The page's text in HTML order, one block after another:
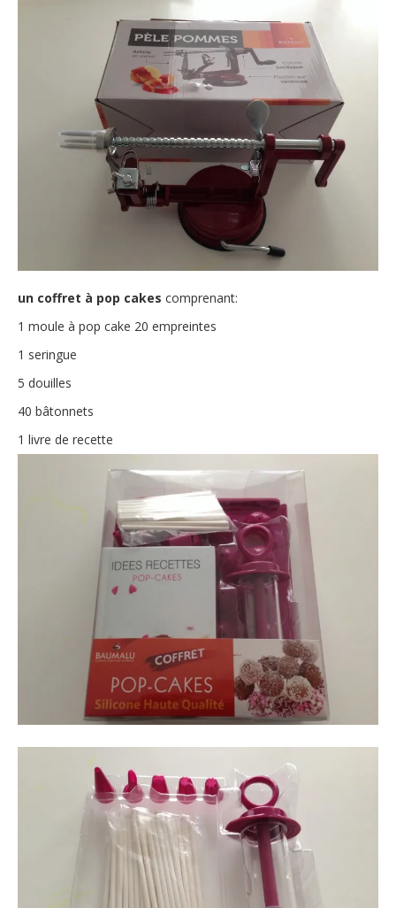
un coffret à pop cakes comprenant:
1 moule à pop cake 20 empreintes
1 seringue
5 douilles
40 bâtonnets
1 livre de recette